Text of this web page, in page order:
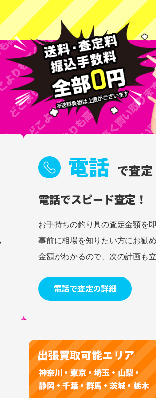
電話 で査定
電話でスピード査定！
お手持ちの釣り具の査定金額を
事前に相場を知りたい方にお勧
金額がわかるので、次の計画も
電話で査定の詳細